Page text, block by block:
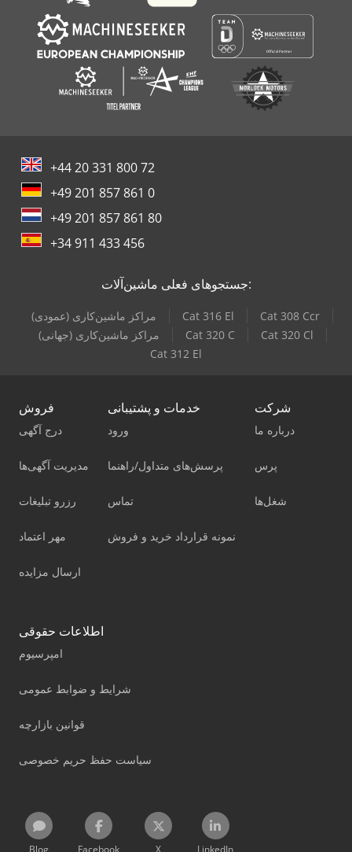
+44 20 331 800 72
+49 201 857 861 0
+49 201 857 861 80
+34 911 433 456
جستجوهای فعلی ماشین‌آلات:
مراکز ماشین‌کاری (عمودی) Cat 316 El
Cat 308 Ccr
مراکز ماشین‌کاری (جهانی)
Cat 320 C
Cat 320 Cl
Cat 312 El
فروش
درج آگهی
مدیریت آگهی‌ها
رزرو تبلیغات
مهر اعتماد
ارسال مزایده
خدمات و پشتیبانی
ورود
پرسش‌های متداول/راهنما
تماس
نمونه قرارداد خرید و فروش
شرکت
درباره ما
پرس
شغل‌ها
اطلاعات حقوقی
امپرسیوم
شرایط و ضوابط عمومی
قوانین بازارچه
سیاست حفظ حریم خصوصی
Blog Facebook X LinkedIn